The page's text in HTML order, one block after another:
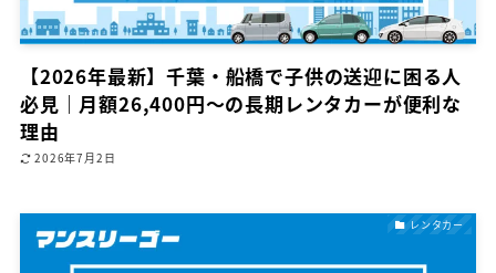
【2026年最新】千葉・船橋で子供の送迎に困る人
必見｜月額26,400円〜の長期レンタカーが便利な
理由
2026年7月2日
レンタカー